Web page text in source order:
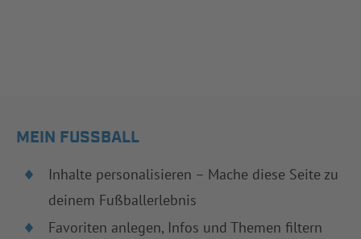
MEIN FUSSBALL
Inhalte personalisieren – Mache diese Seite zu
deinem Fußballerlebnis
Favoriten anlegen, Infos und Themen filtern